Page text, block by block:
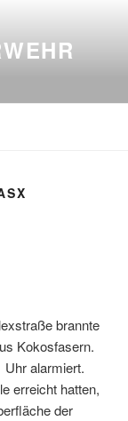
brannte
Kokosfasern.
Uhr alarmiert.
erreicht hatten,
der